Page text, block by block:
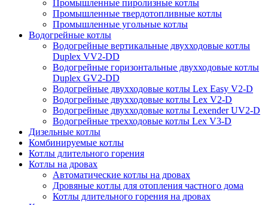
Промышленные пиролизные котлы
Промышленные твердотопливные котлы
Промышленные угольные котлы
Водогрейные котлы
Водогрейные вертикальные двухходовые котлы
Duplex VV2-DD
Водогрейные горизонтальные двухходовые котлы
Duplex GV2-DD
Водогрейные двухходовые котлы Lex Easy V2-D
Водогрейные двухходовые котлы Lex V2-D
Водогрейные двухходовые котлы Lexender UV2-D
Водогрейные трехходовые котлы Lex V3-D
Дизельные котлы
Комбинируемые котлы
Котлы длительного горения
Котлы на дровах
Автоматические котлы на дровах
Дровяные котлы для отопления частного дома
Котлы длительного горения на дровах